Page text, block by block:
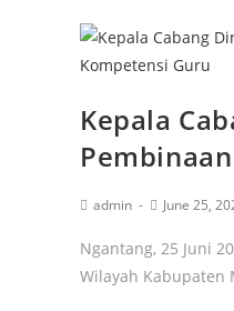
Kepala
admin June 25,
Ngantang, 25 Juni
Wilayah Kabupaten